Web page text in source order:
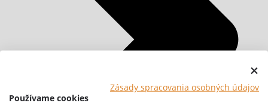
Zásady spracovania osobných údajov
Používame cookies